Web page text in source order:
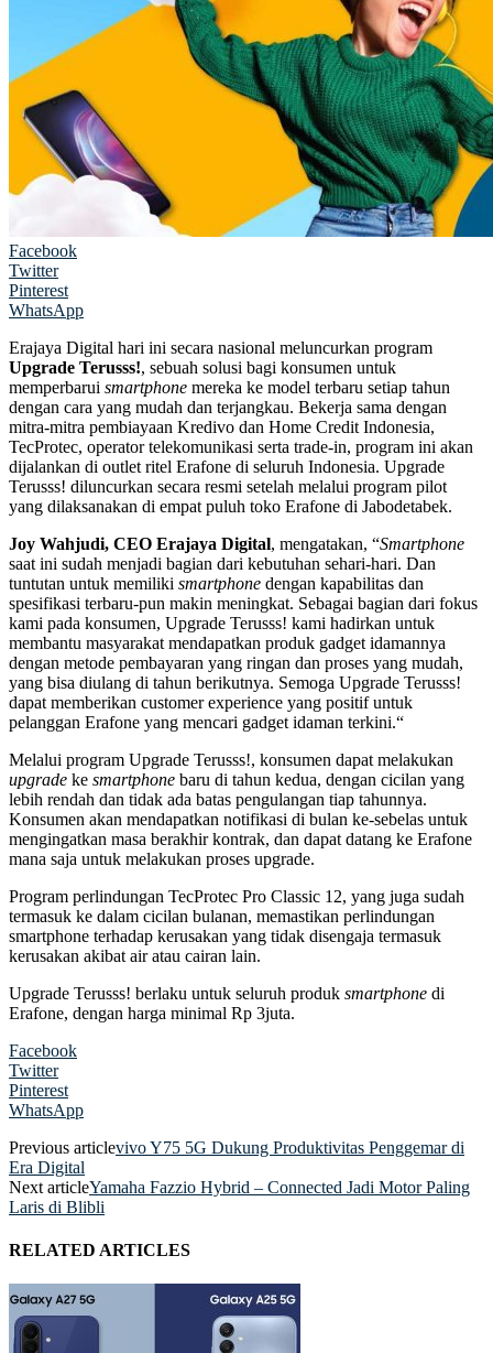
Facebook
Twitter
Pinterest
WhatsApp
Erajaya Digital hari ini secara nasional meluncurkan program
Upgrade Terusss!, sebuah solusi bagi konsumen untuk
memperbarui smartphone mereka ke model terbaru setiap tahun
dengan cara yang mudah dan terjangkau. Bekerja sama dengan
mitra-mitra pembiayaan Kredivo dan Home Credit Indonesia,
TecProtec, operator telekomunikasi serta trade-in, program ini akan
dijalankan di outlet ritel Erafone di seluruh Indonesia. Upgrade
Terusss! diluncurkan secara resmi setelah melalui program pilot
yang dilaksanakan di empat puluh toko Erafone di Jabodetabek.
Joy Wahjudi, CEO Erajaya Digital, mengatakan, “Smartphone
saat ini sudah menjadi bagian dari kebutuhan sehari-hari. Dan
tuntutan untuk memiliki smartphone dengan kapabilitas dan
spesifikasi terbaru-pun makin meningkat. Sebagai bagian dari fokus
kami pada konsumen, Upgrade Terusss! kami hadirkan untuk
membantu masyarakat mendapatkan produk gadget idamannya
dengan metode pembayaran yang ringan dan proses yang mudah,
yang bisa diulang di tahun berikutnya. Semoga Upgrade Terusss!
dapat memberikan customer experience yang positif untuk
pelanggan Erafone yang mencari gadget idaman terkini.“
Melalui program Upgrade Terusss!, konsumen dapat melakukan
upgrade ke smartphone baru di tahun kedua, dengan cicilan yang
lebih rendah dan tidak ada batas pengulangan tiap tahunnya.
Konsumen akan mendapatkan notifikasi di bulan ke-sebelas untuk
mengingatkan masa berakhir kontrak, dan dapat datang ke Erafone
mana saja untuk melakukan proses upgrade.
Program perlindungan TecProtec Pro Classic 12, yang juga sudah
termasuk ke dalam cicilan bulanan, memastikan perlindungan
smartphone terhadap kerusakan yang tidak disengaja termasuk
kerusakan akibat air atau cairan lain.
Upgrade Terusss! berlaku untuk seluruh produk smartphone di
Erafone, dengan harga minimal Rp 3juta.
Facebook
Twitter
Pinterest
WhatsApp
Previous articlevivo Y75 5G Dukung Produktivitas Penggemar di
Era Digital
Next articleYamaha Fazzio Hybrid – Connected Jadi Motor Paling
Laris di Blibli
RELATED ARTICLES